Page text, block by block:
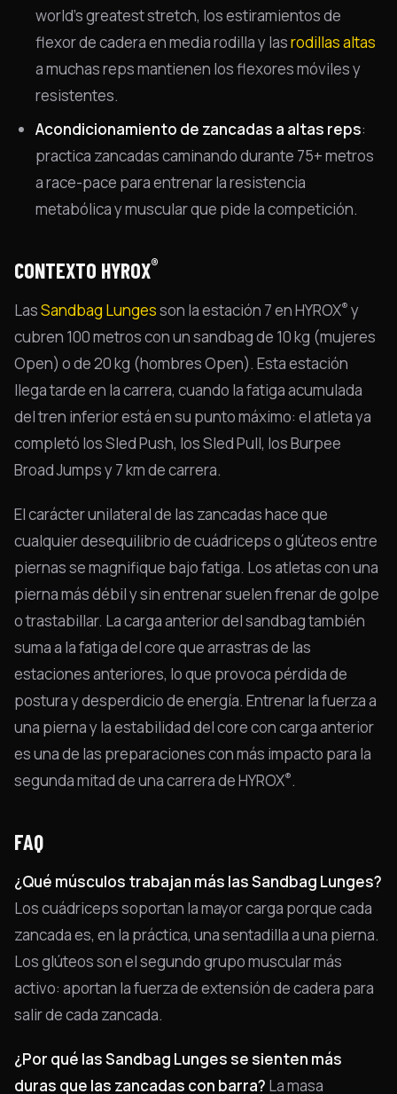
world's greatest stretch, los estiramientos de
flexor de cadera en media rodilla y lasrodillas altas
a muchas reps mantienen los flexores móviles y
resistentes.
Acondicionamiento de zancadas a altas reps:
practica zancadas caminando durante 75+ metros
a race-pace para entrenar la resistencia
metabólica y muscular que pide la competición.
CONTEXTO HYROX®
LasSandbag Lungesson la estación 7 en HYROX® y
cubren 100 metros con un sandbag de 10 kg (mujeres
Open) o de 20 kg (hombres Open). Esta estación
llega tarde en la carrera, cuando la fatiga acumulada
del tren inferior está en su punto máximo: el atleta ya
completó los Sled Push, los Sled Pull, los Burpee
Broad Jumps y 7 km de carrera.
El carácter unilateral de las zancadas hace que
cualquier desequilibrio de cuádriceps o glúteos entre
piernas se magnifique bajo fatiga. Los atletas con una
pierna más débil y sin entrenar suelen frenar de golpe
o trastabillar. La carga anterior del sandbag también
suma a la fatiga del core que arrastras de las
estaciones anteriores, lo que provoca pérdida de
postura y desperdicio de energía. Entrenar la fuerza a
una pierna y la estabilidad del core con carga anterior
es una de las preparaciones con más impacto para la
segunda mitad de una carrera de HYROX®.
FAQ
¿Qué músculos trabajan más las Sandbag Lunges?
Los cuádriceps soportan la mayor carga porque cada
zancada es, en la práctica, una sentadilla a una pierna.
Los glúteos son el segundo grupo muscular más
activo: aportan la fuerza de extensión de cadera para
salir de cada zancada.
¿Por qué las Sandbag Lunges se sienten más
duras que las zancadas con barra? La masa